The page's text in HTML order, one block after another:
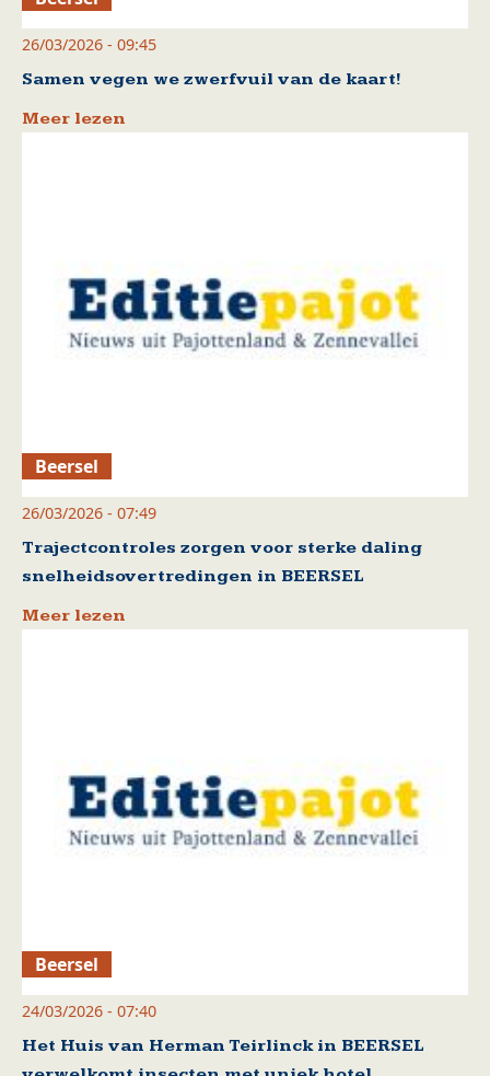
26/03/2026 - 09:45
Samen vegen we zwerfvuil van de kaart!
Meer lezen
Beersel
26/03/2026 - 07:49
Trajectcontroles zorgen voor sterke daling
snelheidsovertredingen in BEERSEL
Meer lezen
Beersel
24/03/2026 - 07:40
Het Huis van Herman Teirlinck in BEERSEL